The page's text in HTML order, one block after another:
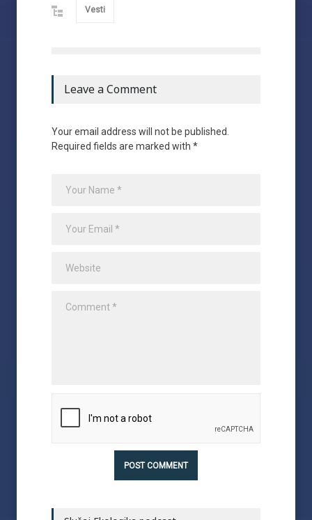
Vesti
Leave a Comment
Your email address will not be published.
Required fields are marked with *